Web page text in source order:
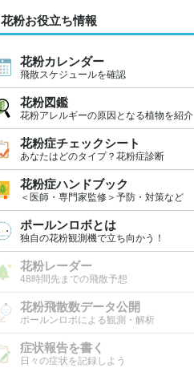
花粉お役立ち情報
花粉カレンダー
飛散スケジュールを確認
花粉図鑑
花粉アレルギーの原因となる植物を紹介
花粉症チェックシート
あなたはどのタイプ？花粉症診断
花粉症ハンドブック
＜医師・専門家監修＞予防・対策など
ポールンロボとは
独自の花粉観測機で立ち向かう！
花粉レーダー
48時間先までの飛散予想
花粉飛散数データ公開
ポールンロボによる観測・解析
症状報告を書く
日々の症状を記録しよう